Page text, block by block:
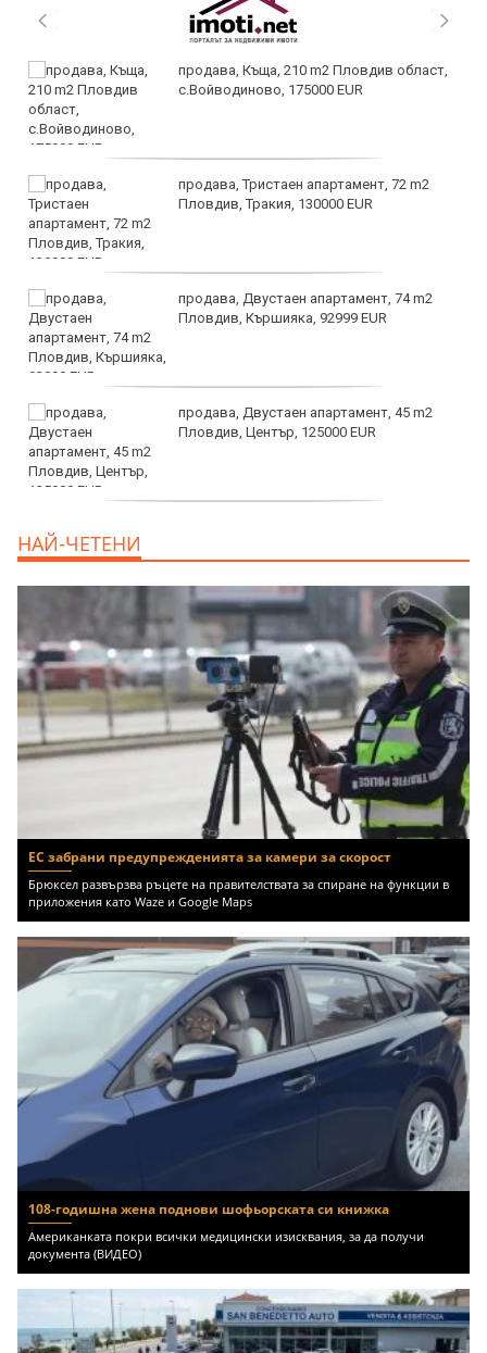
продава, Къща, 210 m2 Пловдив област,
с.Войводиново, 175000 EUR
продава, Тристаен апартамент, 72 m2
Пловдив, Тракия, 130000 EUR
продава, Двустаен апартамент, 74 m2
Пловдив, Кършияка, 92999 EUR
продава, Двустаен апартамент, 45 m2
Пловдив, Център, 125000 EUR
НАЙ-ЧЕТЕНИ
ЕС забрани предупрежденията за камери за скорост
Брюксел развързва ръцете на правителствата за спиране на функции в
приложения като Waze и Google Maps
108-годишна жена поднови шофьорската си книжка
Американката покри всички медицински изисквания, за да получи
документа (ВИДЕО)